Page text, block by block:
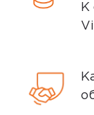
задать
К